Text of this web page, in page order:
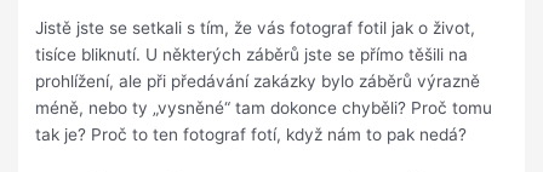
Jistě jste se setkali s tím, že vás fotograf fotil jak o život,
tisíce bliknutí. U některých záběrů jste se přímo těšili na
prohlížení, ale při předávání zakázky bylo záběrů výrazně
méně, nebo ty „vysněné“ tam dokonce chyběli? Proč tomu
tak je? Proč to ten fotograf fotí, když nám to pak nedá?